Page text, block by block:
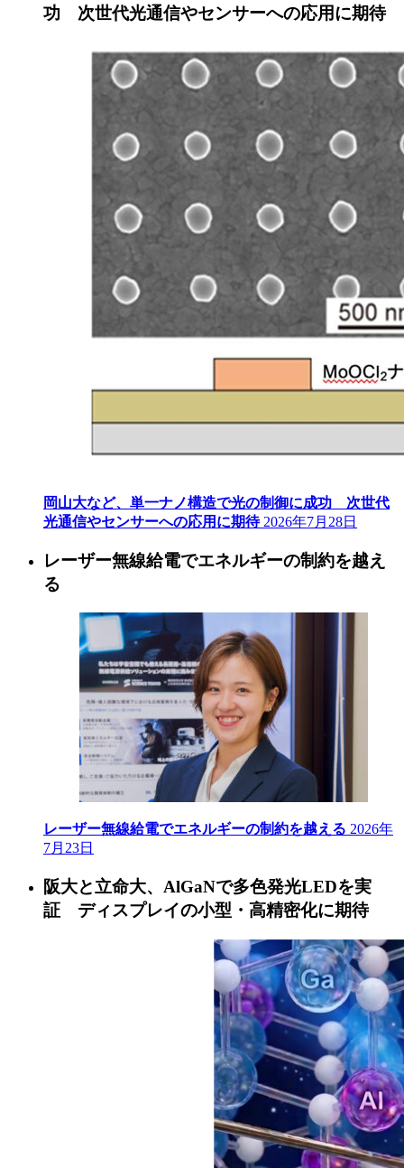
功 次世代光通信やセンサーへの応用に期待
岡山大など、単一ナノ構造で光の制御に成功 次世代
光通信やセンサーへの応用に期待 2026年7月28日
レーザー無線給電でエネルギーの制約を越え
る
レーザー無線給電でエネルギーの制約を越える 2026年
7月23日
阪大と立命大、AlGaNで多色発光LEDを実
証 ディスプレイの小型・高精密化に期待